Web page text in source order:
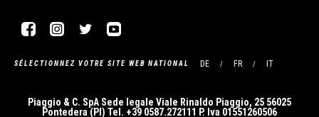
FacebookInstagram
Twitter
SÉLECTIONNEZ VOTRE SITE WEB NATIONAL DE FR IT
Piaggio & C. SpA Sede legale Viale Rinaldo Piaggio, 25 56025
Pontedera (PI) Tel. +39 0587.272111 P. Iva 01551260506